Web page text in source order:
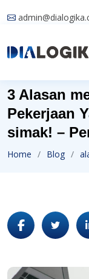
3 Alasan
Pekerjaan
simak! –
Home Blog